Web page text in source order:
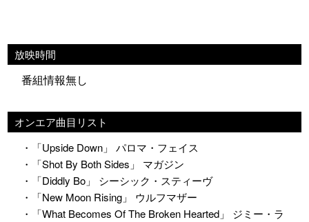
放映時間
番組情報無し
オンエア曲目リスト
・「Upside Down」 パロマ・フェイス
・「Shot By Both Sides」 マガジン
・「Diddly Bo」 シーシック・スティーヴ
・「New Moon Rising」 ウルフマザー
・「What Becomes Of The Broken Hearted」 ジミー・ラ